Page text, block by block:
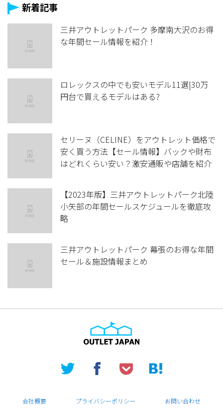
新着記事
三井アウトレットパーク 多摩南大沢のお得
な年間セール情報を紹介！
ロレックスの中でも安いモデル11選|30万
円台で買えるモデルはある?
セリーヌ（CELINE）をアウトレット価格で
安く買う方法【セール情報】バックや財布
はどれくらい安い？激安通販や店舗を紹介
【2023年版】三井アウトレットパーク北陸
小矢部の年間セールスケジュールを徹底攻
略
三井アウトレットパーク 幕張のお得な年間
セール＆施設情報まとめ
会社概要 プライバシーポリシー お問い合わせ